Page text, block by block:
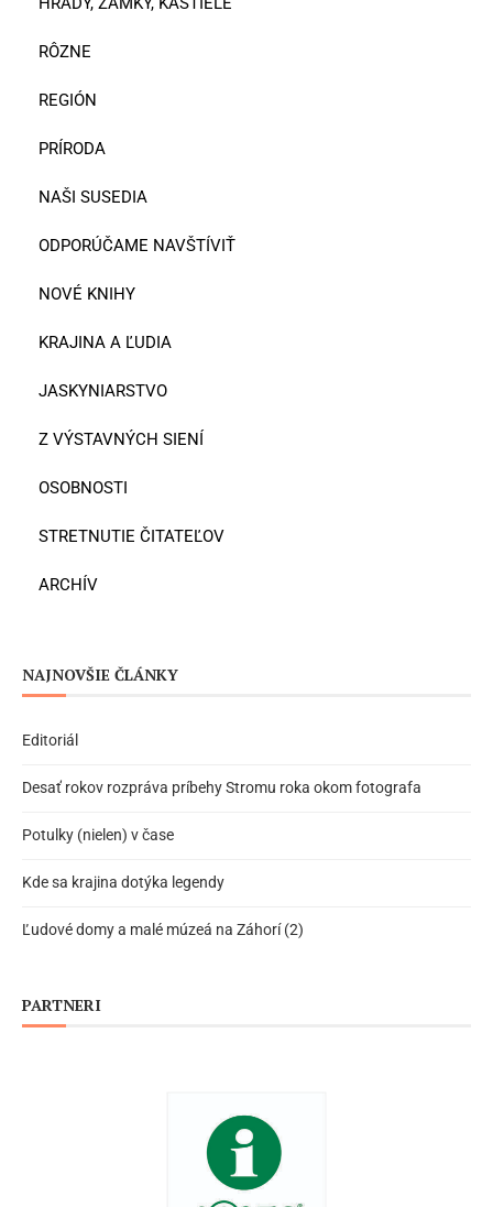
RÔZNE
REGIÓN
PRÍRODA
NAŠI SUSEDIA
ODPORÚČAME NAVŠTÍVIŤ
NOVÉ KNIHY
KRAJINA A ĽUDIA
JASKYNIARSTVO
Z VÝSTAVNÝCH SIENÍ
OSOBNOSTI
STRETNUTIE ČITATEĽOV
ARCHÍV
NAJNOVŠIE ČLÁNKY
Editoriál
Desať rokov rozpráva príbehy Stromu roka okom fotografa
Potulky (nielen) v čase
Kde sa krajina dotýka legendy
Ľudové domy a malé múzeá na Záhorí (2)
PARTNERI